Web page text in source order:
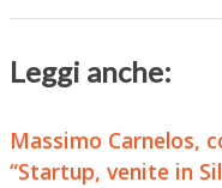
Leggi anche:
Massimo Carnelos,
“Startup, venite in